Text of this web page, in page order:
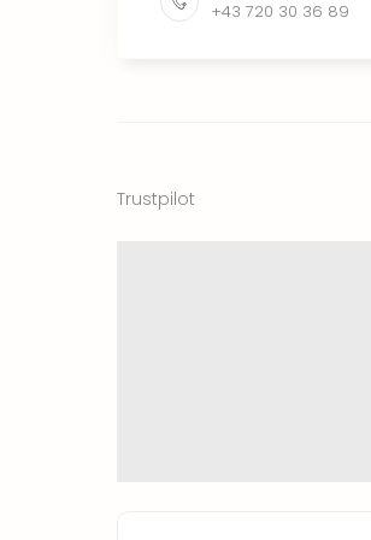
+43 720 30 36 89
Trustpilot